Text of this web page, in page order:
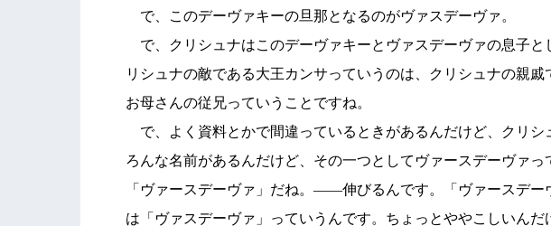
で、このデーヴァキーの旦那となるのがヴァスデーヴァ。
で、クリシュナはこのデーヴァキーとヴァスデーヴァの息子と
リシュナの敵である大王カンサっていうのは、クリシュナの親
お母さんの従兄っていうことですね。
で、よく資料とかで間違っているときがあるんだけど、クリ
ろんな名前があるんだけど、その一つとしてヴァースデーヴァ
「ヴァースデーヴァ」だね。――伸びるんです。「ヴァースデー
は「ヴァスデーヴァ」っていうんです。ちょっとややこしいん